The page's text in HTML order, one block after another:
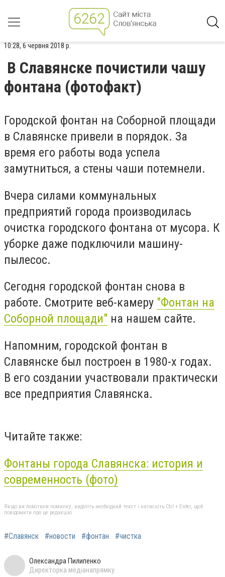
10:28, 6 червня 2018 р.
В Славянске почистили чашу
фонтана (фотофакт)
Городской фонтан на Соборной площади
в Славянске привели в порядок. За
время его работы вода успела
замутниться, а стены чаши потемнели.
Вчера силами коммунальных
предприятий города производилась
очистка городского фонтана от мусора. К
уборке даже подключили машину-
пылесос.
Сегодня городской фонтан снова в
работе. Смотрите веб-камеру "Фонтан на
Соборной площади" на нашем сайте.
Напомним, городской фонтан в
Славянске был построен в 1980-х годах.
В его создании участвовали практически
все предприятия Славянска.
Читайте также:
Фонтаны города Славянска: история и
современность (фото)
Якщо ви помітили помилку, виділіть необхідний текст і натисніть Ctrl + Enter, щоб
повідомити про це редакцію
#Славянск #новости #фонтан #чистка
Олександра Пилипенко
Директорка медіанапрямку